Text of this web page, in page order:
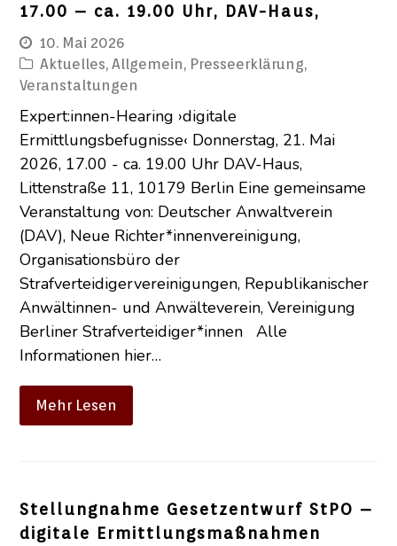
17.00 – ca. 19.00 Uhr, DAV-Haus,
10. Mai 2026
Aktuelles,Allgemein, Presseerklärung,
Veranstaltungen
Expert:innen-Hearing ›digitale
Ermittlungsbefugnisse‹ Donnerstag, 21. Mai
2026, 17.00 - ca. 19.00 Uhr DAV-Haus,
Littenstraße 11, 10179 Berlin Eine gemeinsame
Veranstaltung von: Deutscher Anwaltverein
(DAV), Neue Richter*innenvereinigung,
Organisationsbüro der
Strafverteidigervereinigungen, Republikanischer
Anwältinnen- und Anwälteverein, Vereinigung
Berliner Strafverteidiger*innen Alle
Informationen hier…
Mehr Lesen
Stellungnahme Gesetzentwurf StPO –
digitale Ermittlungsmaßnahmen